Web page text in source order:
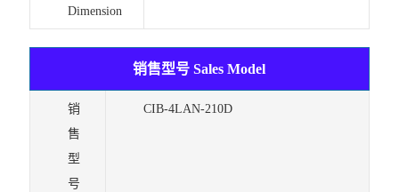
Dimension
销售型号 Sales Model
销
售
型
号
CIB-4LAN-210D